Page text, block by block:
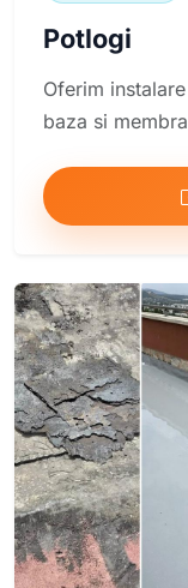
Potlogi
Oferim
baza si